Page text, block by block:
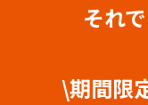
それ
\期間限